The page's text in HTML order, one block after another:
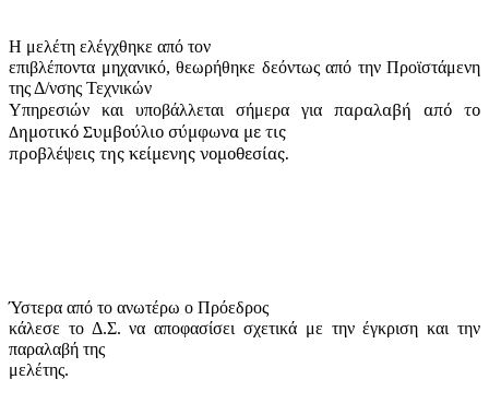
Η μελέτη ελέγχθηκε από τον
επιβλέποντα μηχανικό, θεωρήθηκε δεόντως από την Προϊστάμενη
της Δ/νσης Τεχνικών
Υπηρεσιών και υποβάλλεται σήμερα για παραλαβή από το
Δημοτικό Συμβούλιο σύμφωνα με τις
προβλέψεις της κείμενης νομοθεσίας.
Ύστερα από το ανωτέρω ο Πρόεδρος
κάλεσε το Δ.Σ. να αποφασίσει σχετικά με την έγκριση και την
παραλαβή της
μελέτης.